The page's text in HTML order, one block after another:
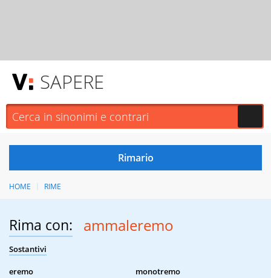
SAPERE
HOME RIME
Rima con: ammaleremo
Sostantivi
eremo
monotremo